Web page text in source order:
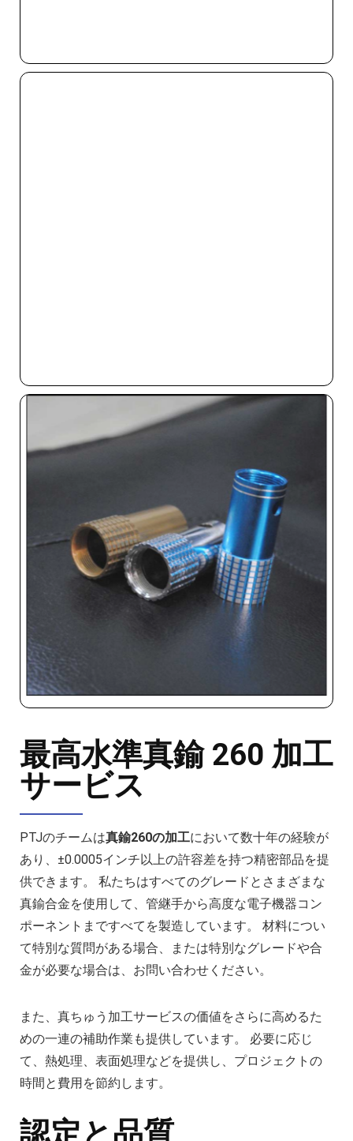
最高水準真鍮 260 加工
サービス
PTJのチームは真鍮260の加工において数十年の経験が
あり、±0.0005インチ以上の許容差を持つ精密部品を提
供できます。 私たちはすべてのグレードとさまざまな
真鍮合金を使用して、管継手から高度な電子機器コン
ポーネントまですべてを製造しています。 材料につい
て特別な質問がある場合、または特別なグレードや合
金が必要な場合は、お問い合わせください。
また、真ちゅう加工サービスの価値をさらに高めるた
めの一連の補助作業も提供しています。 必要に応じ
て、熱処理、表面処理などを提供し、プロジェクトの
時間と費用を節約します。